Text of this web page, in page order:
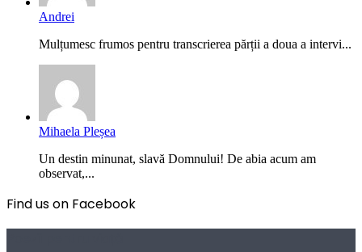
Andrei
Mulțumesc frumos pentru transcrierea părții a doua a intervi...
Mihaela Pleșea
Un destin minunat, slavă Domnului! De abia acum am
observat,...
Find us on Facebook